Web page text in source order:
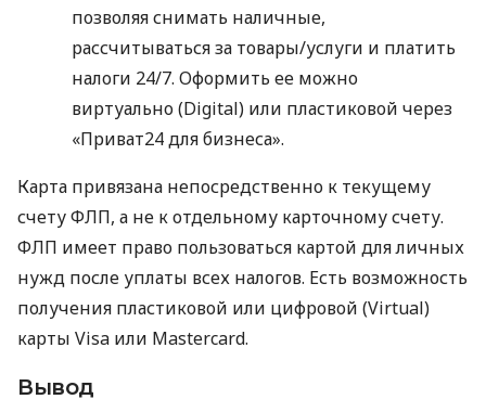
позволяя снимать наличные,
рассчитываться за товары/услуги и платить
налоги 24/7. Оформить ее можно
виртуально (Digital) или пластиковой через
«Приват24 для бизнеса».
Карта привязана непосредственно к текущему
счету ФЛП, а не к отдельному карточному счету.
ФЛП имеет право пользоваться картой для личных
нужд после уплаты всех налогов. Есть возможность
получения пластиковой или цифровой (Virtual)
карты Visa или Mastercard.
Вывод